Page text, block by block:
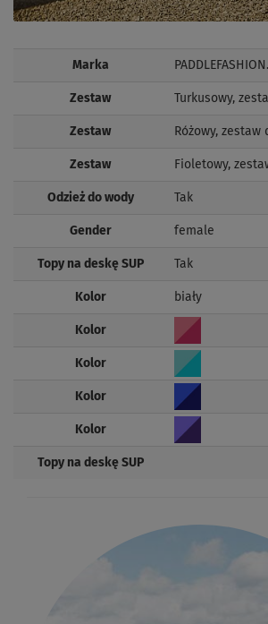
Marka
Zestaw Turkusowy,
Zestaw Różowy, zestaw
Zestaw Fioletowy,
Odzież do wody Tak
Gender female
Topy na deskę SUP Tak
Kolor biały
Kolor
Kolor
Kolor
Kolor
Topy na deskę SUP